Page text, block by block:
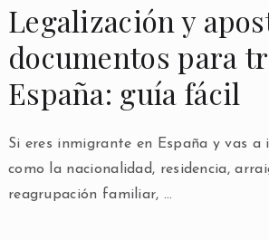
Legalización y
documentos para
España: guía fácil
Si eres inmigrante en España y vas
como la nacionalidad, residencia,
reagrupación familiar, …